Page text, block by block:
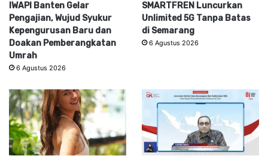
IWAPI Banten Gelar
Pengajian, Wujud Syukur
Kepengurusan Baru dan
Doakan Pemberangkatan
Umrah
6 Agustus 2026
SMARTFREN Luncurkan
Unlimited 5G Tanpa Batas
di Semarang
6 Agustus 2026